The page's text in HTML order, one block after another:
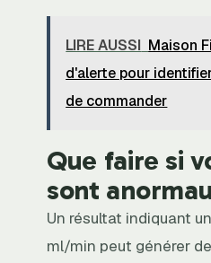
LIRE AUSSI Maison
d'alerte pour
de commander
Que faire si
sont
Un résultat indiquant
ml/min peut générer